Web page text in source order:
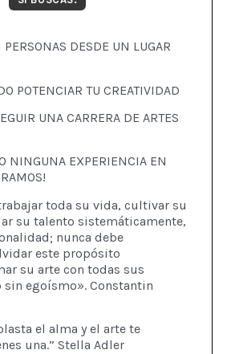
PERSONAS DESDE UN LUGAR
POTENCIAR TU CREATIVIDAD
UNA CARRERA DE ARTES
NINGUNA EXPERIENCIA EN
toda su vida, cultivar su
su talento sistemáticamente,
nunca debe
este propósito
su arte con todas sus
sin egoísmo». Constantin
el alma y el arte te
una.” Stella Adler